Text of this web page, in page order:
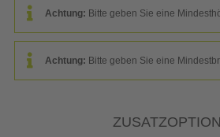
Achtung: Bitte geben Sie eine
Achtung: Bitte geben Sie eine